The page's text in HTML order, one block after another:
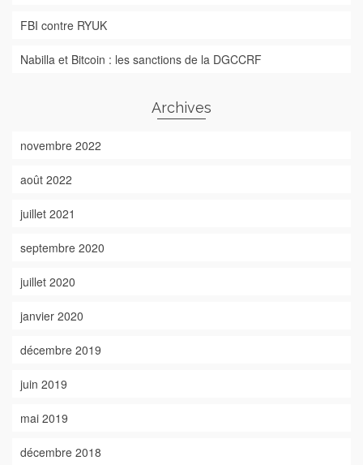
FBI contre RYUK
Nabilla et Bitcoin : les sanctions de la DGCCRF
Archives
novembre 2022
août 2022
juillet 2021
septembre 2020
juillet 2020
janvier 2020
décembre 2019
juin 2019
mai 2019
décembre 2018